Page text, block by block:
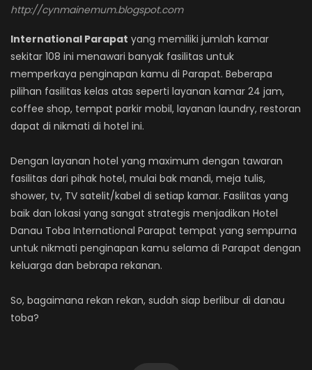
http://cynmainemum.blogspot.com
International Parapat yang memiliki jumlah kamar
sekitar 108 ini menawari banyak fasilitas untuk
memperkaya penginapan kamu di Parapat. Beberapa
pilihan fasilitas kelas atas seperti layanan kamar 24 jam,
coffee shop, tempat parkir mobil, layanan laundry, restoran
dapat di nikmati di hotel ini.
Dengan layanan hotel yang maximum dengan tawaran
fasilitas dari pihak hotel, mulai bak mandi, meja tulis,
shower, tv, TV satelit/kabel di setiap kamar. Fasilitas yang
baik dan lokasi yang sangat strategis menjadikan Hotel
Danau Toba International Parapat tempat yang sempurna
untuk nikmati penginapan kamu selama di Parapat dengan
keluarga dan bebrapa rekanan.
So, bagaimana rekan rekan, sudah siap berlibur di danau
toba?